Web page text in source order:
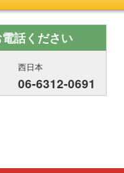
話ください
西日本
06-6312-0691